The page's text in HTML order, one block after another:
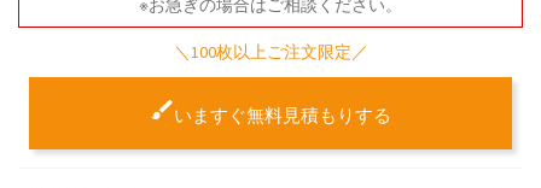
※お急ぎの場合はご相談ください。
＼100枚以上ご注文限定／
いますぐ無料見積もりする